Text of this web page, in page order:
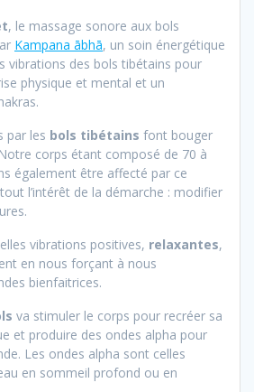
, le massage sonore aux bols
Kampana ābhā, un soin énergétique
vibrations des bols tibétains pour
physique et mental et un
par les bols tibétains font bouger
corps étant composé de 70 à
également être affecté par ce
l’intérêt de la démarche : modifier
vibrations positives, relaxantes,
en nous forçant à nous
bienfaitrices.
va stimuler le corps pour recréer sa
et produire des ondes alpha pour
Les ondes alpha sont celles
en sommeil profond ou en